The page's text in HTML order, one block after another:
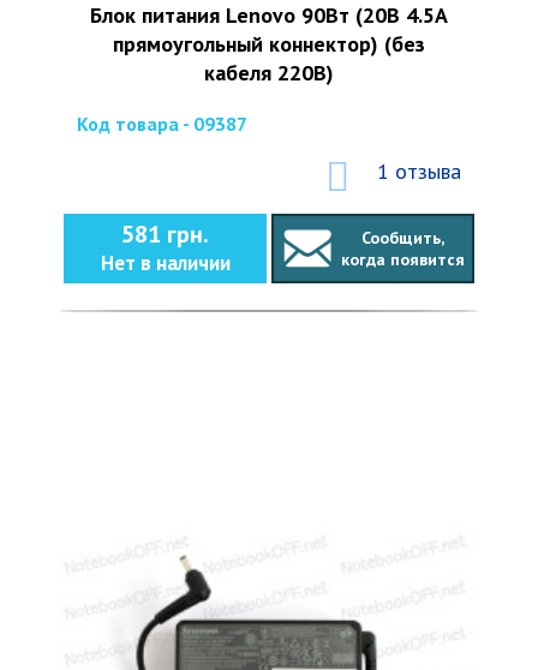
Блок питания Lenovo 90Вт (20В 4.5А
прямоугольный коннектор) (без
кабеля 220В)
Код товара - 09387
1 отзыва
581 грн.
Нет в наличии
Сообщить,
когда появится